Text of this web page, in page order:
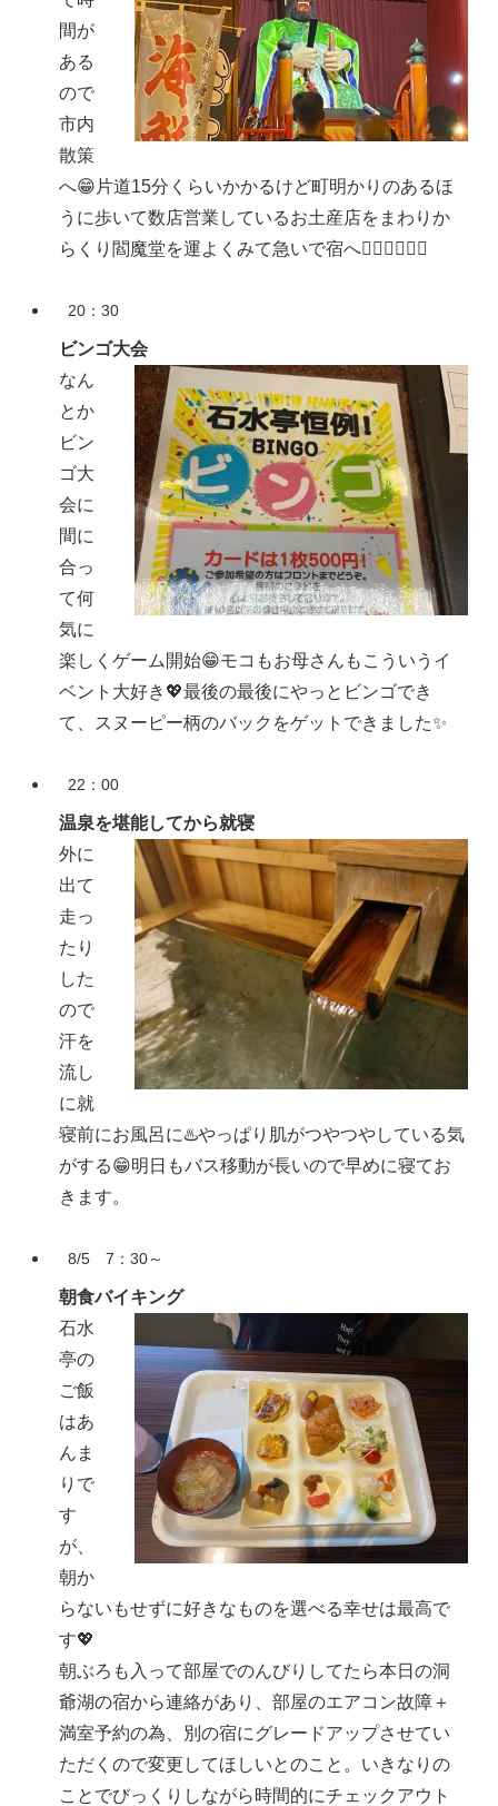
間が
ある
ので
市内
散策
へ😁片道15分くらいかかるけど町明かりのあるほ
うに歩いて数店営業しているお土産店をまわりか
らくり閻魔堂を運よくみて急いで宿へ🏃🏻‍♀️🏃🏻‍♀️
20：30
ビンゴ大会
なん
とか
ビン
ゴ大
会に
間に
合っ
て何
気に
楽しくゲーム開始😁モコもお母さんもこういうイ
ベント大好き💖最後の最後にやっとビンゴでき
て、スヌーピー柄のバックをゲットできました✨
22：00
温泉を堪能してから就寝
外に
出て
走っ
たり
した
ので
汗を
流し
に就
寝前にお風呂に♨️やっぱり肌がつやつやしている気
がする😁明日もバス移動が長いので早めに寝てお
きます。
8/5 7：30～
朝食バイキング
石水
亭の
ご飯
はあ
んま
りで
す
が、
朝か
らないもせずに好きなものを選べる幸せは最高で
す💖
朝ぶろも入って部屋でのんびりしてたら本日の洞
爺湖の宿から連絡があり、部屋のエアコン故障＋
満室予約の為、別の宿にグレードアップさせてい
ただくので変更してほしいとのこと。いきなりの
ことでびっくりしながら時間的にチェックアウト